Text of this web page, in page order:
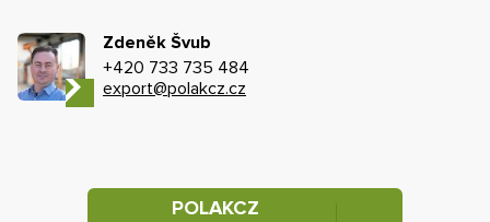
Zdeněk Švub
+420 733 735 484
export@polakcz.cz
POLAKCZ